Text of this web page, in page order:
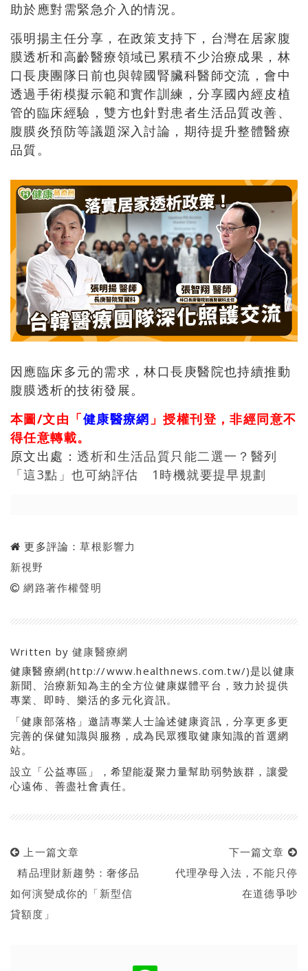
助於應對需緊急介入的情況。
張明揚主任分享，在政策支持下，台灣在居家腹
膜透析和高齡醫療領域已累積不少治療成果，林
口長庚團隊日前也與韓國腎臟科醫師交流，會中
透過手術模擬示範和實作訓練，分享國內經皮植
管的臨床經驗，雙方也針對患者生活品質改善、
腹膜炎預防等議題深入討論，期待提升整體醫療
品質。
因應臨床多元的需求，林口長庚醫院也持續推動
腹膜透析的技術發展。
本圖/文由「健康醫療網 」授權刊登，非經同意不
得任意轉載。
原文出處：透析和生活品質只能二選一？醫列
「這3點」也可納評估 1時機就要提早規劃
更多評論：草根影響力
新視野
網路著作權聲明
Written by健康醫療網
健康醫療網(http://www.healthnews.com.tw/)是以健康
新聞、治療新知為主的全方位健康媒體平台，致力於提供
專業、即時、樂活的多元化資訊。
「健康部落格」邀請專業人士論述健康資訊，分享更多更
完善的保健知識與服務，成為民眾獲取健康知識的首選網
站。
設立「公益專區」，希望能凝聚力量幫助弱勢族群，讓愛
心遠佈、善盡社會責任。
上一篇文章
精品理財新趨勢：奢侈品
如何演變成你的「新型信
貸額度」
下一篇文章
代理孕母入法，不能只停
在道德爭吵